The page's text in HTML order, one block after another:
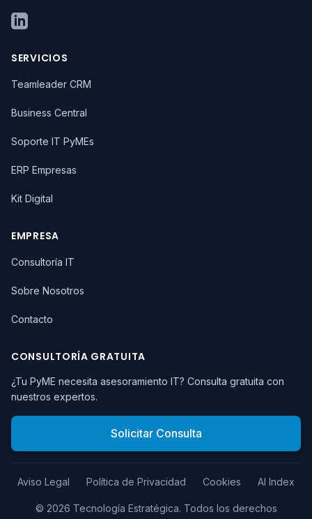
SERVICIOS
Teamleader CRM
Business Central
Soporte IT PyMEs
ERP Empresas
Kit Digital
EMPRESA
Consultoría IT
Sobre Nosotros
Contacto
CONSULTORÍA GRATUITA
¿Tu PyME necesita asesoramiento IT? Consulta gratuita con
nuestros expertos.
Solicitar Consulta
Aviso Legal Política de Privacidad Cookies AI Index
© 2026 Tecnología Estratégica. Todos los derechos